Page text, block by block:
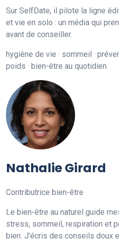
Sur SelfDate, il pilote la ligne
et vie en solo : un média qui
avant de conseiller.
hygiène de vie · sommeil ·
poids · bien-être au quotidien
Nathalie Girard
Contributrice bien-être
Le bien-être au naturel guide
stress, sommeil, respiration et
bien. J’écris des conseils doux